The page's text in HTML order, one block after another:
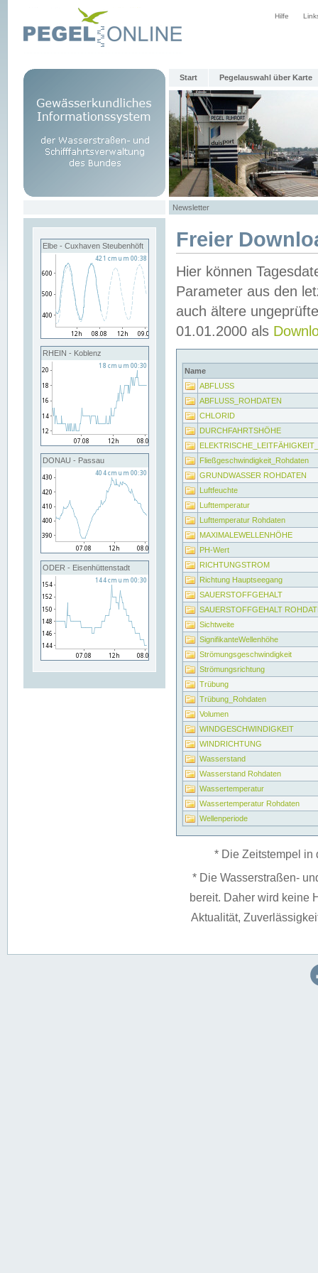
Hilfe
Start Pegelauswahl über Karte
Newsletter
Elbe - Cuxhaven Steubenhöft
RHEIN - Koblenz
DONAU - Passau
ODER - Eisenhüttenstadt
Freier
Hier können
Parameter aus den
auch ältere
01.01.2000 als
Name
ABFLUSS
ABFLUSS_ROHDATEN
CHLORID
DURCHFAHRTSHÖHE
Fließgeschwindigkeit_Rohdaten
GRUNDWASSER ROHDATEN
Luftfeuchte
Lufttemperatur
Lufttemperatur Rohdaten
MAXIMALEWELLENHÖHE
PH-Wert
RICHTUNGSTROM
Richtung Hauptseegang
SAUERSTOFFGEHALT
SAUERSTOFFGEHALT
Sichtweite
SignifikanteWellenhöhe
Strömungsgeschwindigkeit
Strömungsrichtung
Trübung
Trübung_Rohdaten
Volumen
WINDGESCHWINDIGKEIT
WINDRICHTUNG
Wasserstand
Wasserstand Rohdaten
Wassertemperatur
Wassertemperatur Rohdaten
Wellenperiode
* Die Zeitstempel in
* Die Wasserstraßen-
bereit. Daher wird keine
Aktualität,